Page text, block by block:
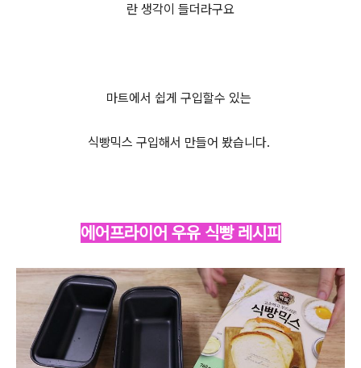
란 생각이 들더라구요
마트에서 쉽게 구입할수 있는
식빵믹스 구입해서 만들어 봤습니다.
에어프라이어 우유 식빵 레시피